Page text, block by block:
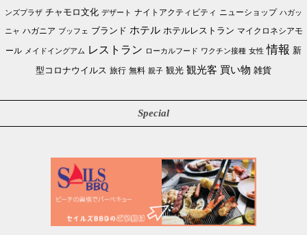
ンズプラザ チャモロ文化 デザート ナイトアクティビティ ニューショップ ハガッ
ニャ ハガニア ブッフェ ブランド ホテル ホテルレストラン マイクロネシアモ
ール メイドイングアム レストラン ローカルフード ワクチン接種 女性 情報 新
型コロナウイルス 旅行 無料 親子 観光 観光客 買い物 雑貨
Special